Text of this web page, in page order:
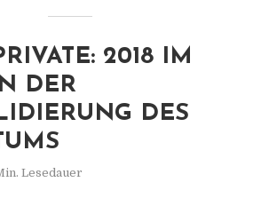
2018 IM
DER
DES
Lesedauer